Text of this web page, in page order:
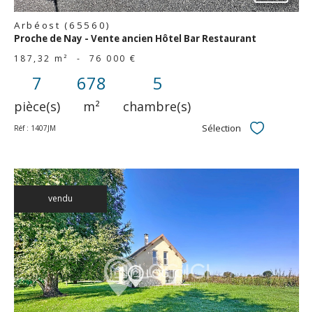
Arbéost (65560)
Proche de Nay - Vente ancien Hôtel Bar Restaurant
187,32 m² - 76 000 €
7
pièce(s)
678
m²
5
chambre(s)
Réf : 1407JM Sélection Sélectionner
vendu
voir le
bien